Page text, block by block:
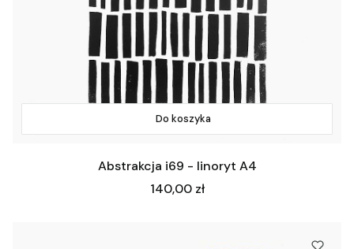
Do koszyka
Abstrakcja i69 - linoryt A4
Cena
140,00 zł